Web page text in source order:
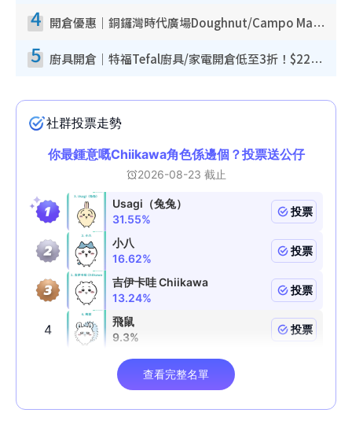
4 開倉優惠｜銅鑼灣時代廣場Doughnut/Campo Marzio開倉低至1折！背囊、書包、手袋劈價$200起
5 廚具開倉｜特福Tefal廚具/家電開倉低至3折！$220起買平底鍋/炒鑊/湯煲！電飯煲/吸塵機/燙斗$418起